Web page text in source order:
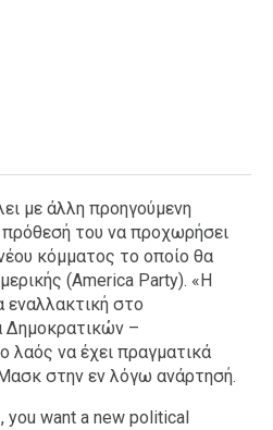
με άλλη προηγούμενη
του να προχωρήσει
κόμματος το οποίο θα
(America Party). «Η
εναλλακτική στο
Δημοκρατικών –
να έχει πραγματικά
στην εν λόγω ανάρτησή.
you want a new political